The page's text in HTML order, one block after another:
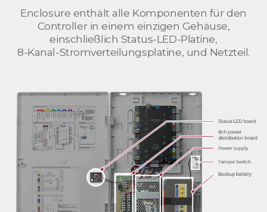
Enclosure enthält alle Komponenten für den
Controller in einem einzigen Gehäuse,
einschließlich Status-LED-Platine,
8-Kanal-Stromverteilungsplatine, und Netzteil.